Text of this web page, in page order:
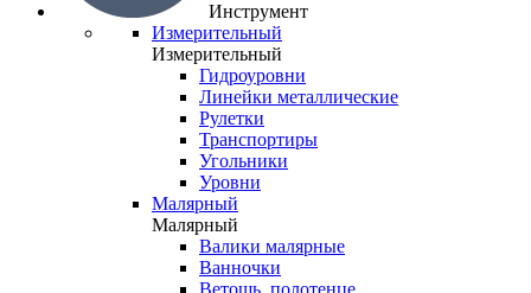
Инструмент
Измерительный
Измерительный
Гидроуровни
Линейки металлические
Рулетки
Транспортиры
Угольники
Уровни
Малярный
Малярный
Валики малярные
Ванночки
Ветошь, полотенце